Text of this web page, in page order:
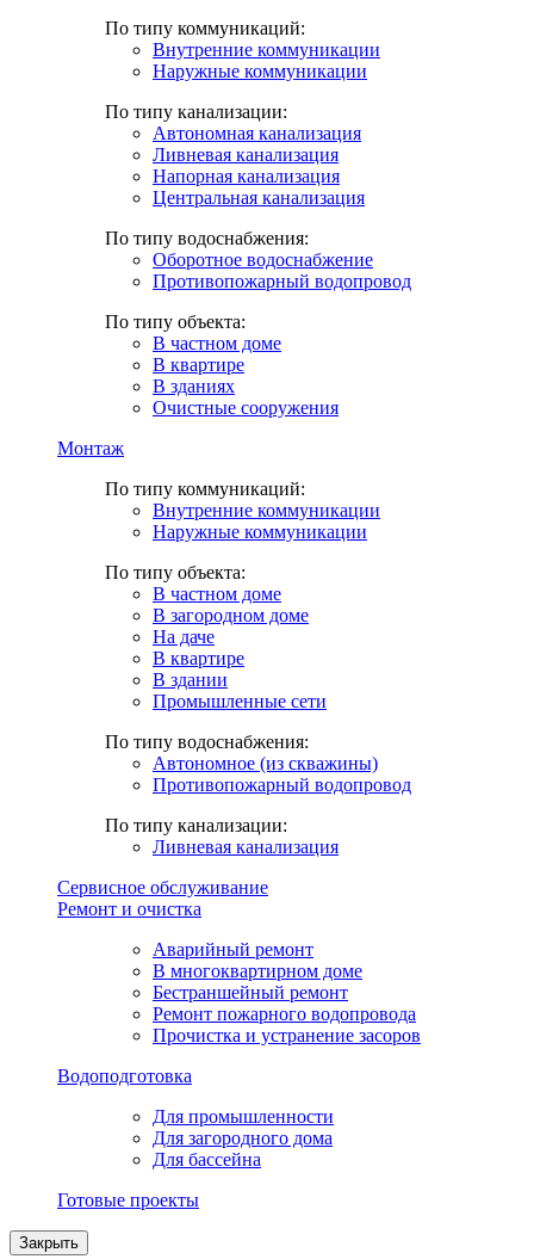
По типу коммуникаций:
Внутренние коммуникации
Наружные коммуникации
По типу канализации:
Автономная канализация
Ливневая канализация
Напорная канализация
Центральная канализация
По типу водоснабжения:
Оборотное водоснабжение
Противопожарный водопровод
По типу объекта:
В частном доме
В квартире
В зданиях
Очистные сооружения
Монтаж
По типу коммуникаций:
Внутренние коммуникации
Наружные коммуникации
По типу объекта:
В частном доме
В загородном доме
На даче
В квартире
В здании
Промышленные сети
По типу водоснабжения:
Автономное (из скважины)
Противопожарный водопровод
По типу канализации:
Ливневая канализация
Сервисное обслуживание
Ремонт и очистка
Аварийный ремонт
В многоквартирном доме
Бестраншейный ремонт
Ремонт пожарного водопровода
Прочистка и устранение засоров
Водоподготовка
Для промышленности
Для загородного дома
Для бассейна
Готовые проекты
Закрыть